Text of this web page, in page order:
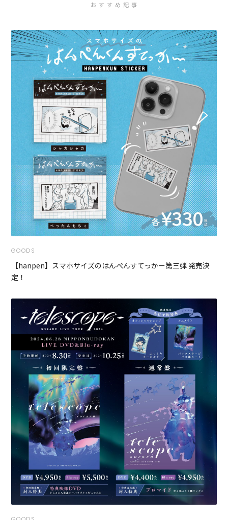
おすすめ記事
GOODS
【hanpen】スマホサイズのはんぺんすてっかー第三弾 発売決
定！